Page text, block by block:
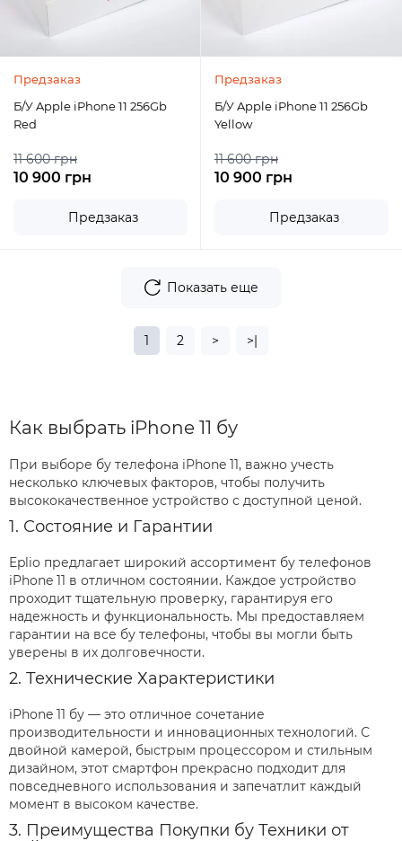
Предзаказ
Б/У Apple iPhone 11 256Gb
Red
11 600 грн
10 900 грн
Предзаказ
Предзаказ
Б/У Apple iPhone 11 256Gb
Yellow
11 600 грн
10 900 грн
Предзаказ
Показать еще
1 2 > >|
Как выбрать iPhone 11 бу
При выборе бу телефона iPhone 11, важно учесть
несколько ключевых факторов, чтобы получить
высококачественное устройство с доступной ценой.
1. Состояние и Гарантии
Eplio предлагает широкий ассортимент бу телефонов
iPhone 11 в отличном состоянии. Каждое устройство
проходит тщательную проверку, гарантируя его
надежность и функциональность. Мы предоставляем
гарантии на все бу телефоны, чтобы вы могли быть
уверены в их долговечности.
2. Технические Характеристики
iPhone 11 бу — это отличное сочетание
производительности и инновационных технологий. С
двойной камерой, быстрым процессором и стильным
дизайном, этот смартфон прекрасно подходит для
повседневного использования и запечатлит каждый
момент в высоком качестве.
3. Преимущества Покупки бу Техники от